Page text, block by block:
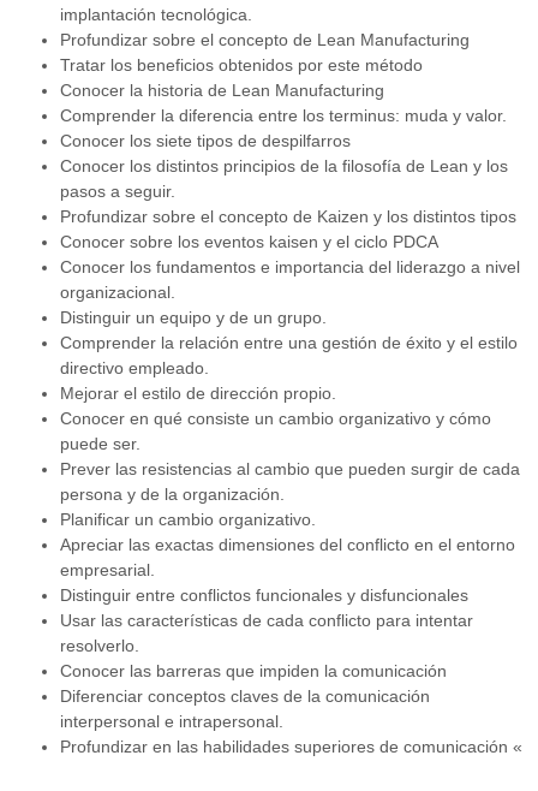
implantación tecnológica.
Profundizar sobre el concepto de Lean Manufacturing
Tratar los beneficios obtenidos por este método
Conocer la historia de Lean Manufacturing
Comprender la diferencia entre los terminus: muda y valor.
Conocer los siete tipos de despilfarros
Conocer los distintos principios de la filosofía de Lean y los
pasos a seguir.
Profundizar sobre el concepto de Kaizen y los distintos tipos
Conocer sobre los eventos kaisen y el ciclo PDCA
Conocer los fundamentos e importancia del liderazgo a nivel
organizacional.
Distinguir un equipo y de un grupo.
Comprender la relación entre una gestión de éxito y el estilo
directivo empleado.
Mejorar el estilo de dirección propio.
Conocer en qué consiste un cambio organizativo y cómo
puede ser.
Prever las resistencias al cambio que pueden surgir de cada
persona y de la organización.
Planificar un cambio organizativo.
Apreciar las exactas dimensiones del conflicto en el entorno
empresarial.
Distinguir entre conflictos funcionales y disfuncionales
Usar las características de cada conflicto para intentar
resolverlo.
Conocer las barreras que impiden la comunicación
Diferenciar conceptos claves de la comunicación
interpersonal e intrapersonal.
Profundizar en las habilidades superiores de comunicación «